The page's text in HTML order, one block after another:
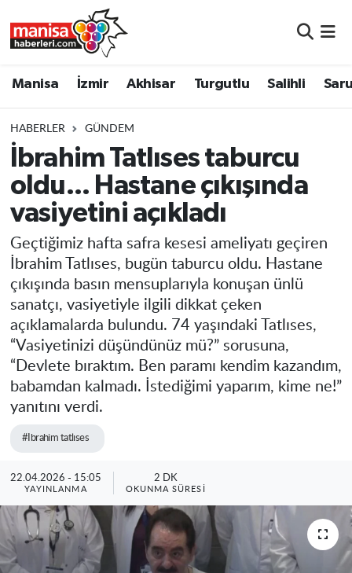
Manisa İzmir Akhisar Turgutlu Salihli
HABERLER GÜNDEM
İbrahim Tatlıses taburcu
oldu... Hastane çıkışında
vasiyetini açıkladı
Geçtiğimiz hafta safra kesesi ameliyatı geçiren
İbrahim Tatlıses, bugün taburcu oldu. Hastane
çıkışında basın mensuplarıyla konuşan ünlü
sanatçı, vasiyetiyle ilgili dikkat çeken
açıklamalarda bulundu. 74 yaşındaki Tatlıses,
“Vasiyetinizi düşündünüz mü?” sorusuna,
“Devlete bıraktım. Ben paramı kendim kazandım,
babamdan kalmadı. İstediğimi yaparım, kime ne!”
yanıtını verdi.
#Ibrahim tatlıses
22.04.2026 - 15:05
YAYINLANMA
2 DK
OKUNMA SÜRESI
Turgutlu
Salihli
Saruhanlı
Soma
Resmi İlanlar
Manisa Nöbetçi Eczaneler
Manisa Trafik Yoğunluk Haritası
Süper Lig Puan Durumu ve Fikstür
Tüm Manşetler
Son Dakika Haberleri
Haber Arşivi